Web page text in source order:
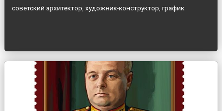
советский архитектор, художник-конструктор, график